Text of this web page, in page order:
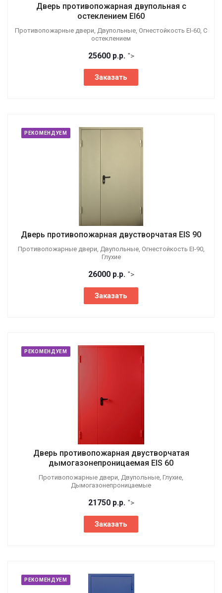
Дверь противопожарная двупольная с
остеклением EI60
Противопожарные двери, Двупольные, Огнестойкость EI-60, С
остеклением
25600 р.р. ">
Заказать
РЕКОМЕНДУЕМ
Дверь противопожарная двустворчатая EIS 90
Противопожарные двери, Двупольные, Огнестойкость EI-90,
Глухие
26000 р.р. ">
Заказать
РЕКОМЕНДУЕМ
Дверь противопожарная двустворчатая
дымогазонепроницаемая EIS 60
Противопожарные двери, Двупольные, Глухие,
Дымогазонепроницаемые
21750 р.р. ">
Заказать
РЕКОМЕНДУЕМ